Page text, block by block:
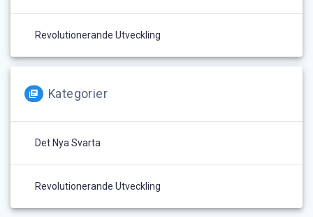
Revolutionerande Utveckling
Kategorier
Det Nya Svarta
Revolutionerande Utveckling